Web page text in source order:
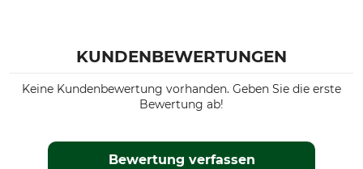
KUNDENBEWERTUNGEN
Keine Kundenbewertung vorhanden. Geben Sie die erste
Bewertung ab!
Bewertung verfassen